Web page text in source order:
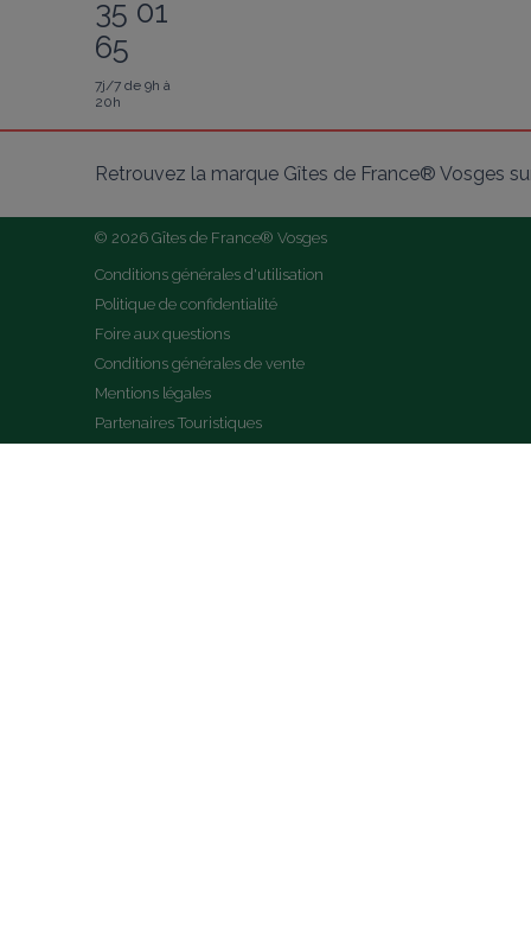
35 01
65
7j/7 de 9h à
20h
Retrouvez la marque Gîtes de France® Vosges
© 2026 Gîtes de France® Vosges
Conditions générales d'utilisation
Politique de confidentialité
Foire aux questions
Conditions générales de vente
Mentions légales
Partenaires Touristiques